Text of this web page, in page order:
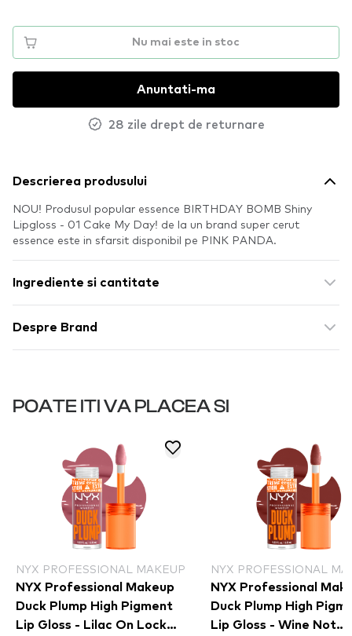
Nu mai este in stoc
Anuntati-ma
28 zile drept de returnare
Descrierea produsului
NOU! Produsul popular essence BIRTHDAY BOMB Shiny
Lipgloss - 01 Cake My Day! de la un brand super cerut
essence este in sfarsit disponibil pe PINK PANDA.
Ingrediente si cantitate
Despre Brand
POATE ITI VA PLACEA SI
NYX PROFESSIONAL MAKEUP
NYX Professional Makeup
Duck Plump High Pigment
Lip Gloss - Lilac On Lock
NYX PROFESSIONAL
NYX Professional
Duck Plump High
Lip Gloss - Wine Not